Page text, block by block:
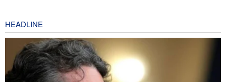
HEADLINE